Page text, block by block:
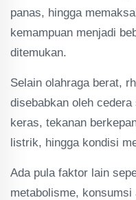
panas, hingga
kemampuan menjadi
ditemukan.
Selain olahraga berat,
disebabkan oleh
keras, tekanan
listrik, hingga kondisi
Ada pula faktor lain
metabolisme, konsumsi